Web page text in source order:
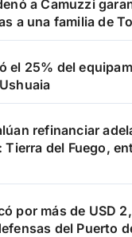
a Camuzzi
a una familia de
el 25% del
refinanciar
del Fuego,
por más de USD
del Puerto